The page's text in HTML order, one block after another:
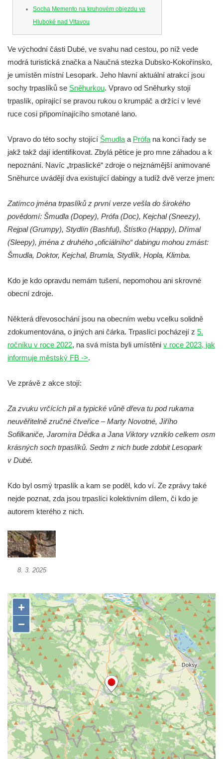
Socha Memento na kruhovém objezdu ve
Hluboké nad Vltavou
Socha Chalikotérium v ZOO Hluboká
Socha Smilodon v ZOO Hluboká
Socha Koroun bezzubý v ZOO Hluboká
Socha Plejtvák obrovský v ZOO Hluboká
Socha Medvěd jeskynní v ZOO Hluboká
Socha Mamut srstnatý v ZOO Hluboká
Socha Vydry si hrají v ZOO Hluboká
Socha Matka příroda v ZOO Hluboká
Socha Lišky v ZOO Hluboká
Socha Vlčice s mládětem v ZOO Hluboká
Socha Orlice v ZOO Hluboká
Socha Tygr v ZOO Hluboká
Socha Želva v ZOO Hluboká
Socha Kozorožec horský v ZOO Hluboká
Socha Včela v ZOO Hluboká
Socha Housenka v ZOO Hluboká
Socha Beruška v ZOO Hluboká
Socha Vážka v ZOO Hluboká
Socha Volavka v ZOO Hluboká
Flamingo trůn v ZOO Hluboká
Lysá nad Labem, barokní město Šporkovo
Socha Opičákovník v ZOO Hluboká
Socha Roháč v ZOO Hluboká
Socha Mystik v ZOO Hluboká
Reliéf Rodina a práce na budově záložny
čp. 69/1 v Českých Budějovicích
Socha Jana Valeria Jirsíka u Černé věže v
Socha Krista klesajícího pod křížem u
kostela svatého Mikuláše v Českých
Budějovicích
Socha svatého Jana Nepomuckého u
kostela svaté Rodiny v Českých
Budějovicích
Socha S tebou v parku na Senovážném
náměstí v Českých Budějovicích
Socha Tornádo v parku na Senovážném
náměstí v Českých Budějovicích
Sousoší Humanoidi na Lannově třídě v
Českých Budějovicích
Ve východní části Dubé, ve svahu nad cestou, po níž vede
modrá turistická značka a Naučná stezka Dubsko-Kokořínsko,
je umístěn místní Lesopark. Jeho hlavní aktuální atrakcí jsou
sochy trpaslíků se Sněhurkou. Vpravo od Sněhurky stojí
trpaslík, opírající se pravou rukou o krumpáč a držící v levé
ruce cosi připomínajícího smotané lano.
Vpravo do této sochy stojící Šmudla a Prófa na konci řady se
jakž takž dají identifikovat. Zbylá pětice je pro mne záhadou a k
nepoznání. Navíc „trpaslické“ zdroje o nejznámější animované
Sněhurce uvádějí dva existující dabingy a tudíž dvě verze jmen:
Zatímco jména trpaslíků z první verze vešla do širokého
povědomí: Šmudla (Dopey), Prófa (Doc), Kejchal (Sneezy),
Rejpal (Grumpy), Stydlín (Bashful), Štístko (Happy), Dřímal
(Sleepy), jména z druhého „oficiálního“ dabingu mohou zmást:
Šmudla, Doktor, Kejchal, Brumla, Stydlík, Hopla, Klimba.
Kdo je kdo opravdu nemám tušení, nepomohou ani skrovné
obecní zdroje.
Některá dřevosochání jsou na obecním webu vcelku solidně
zdokumentována, o jiných ani čárka. Trpaslíci pocházejí z 5.
ročníku v roce 2022, na svá místa byli umístěni v roce 2023, jak
informuje městský FB ->.
Ve zprávě z akce stojí:
Za zvuku vrčících pil a typické vůně dřeva tu pod rukama
neuvěřitelně zručné čtveřice – Marty Novotné, Jiřího
Sofilkaniče, Jaromíra Dědka a Jana Viktory vzniklo celkem osm
krásných soch trpaslíků. Sedm z nich bude zdobit Lesopark
v Dubé.
Kdo byl osmý trpaslík a kam se poděl, kdo ví. Ze zprávy také
nejde poznat, zda jsou trpaslíci kolektivním dílem, či kdo je
autorem kterého z nich.
8. 3. 2025